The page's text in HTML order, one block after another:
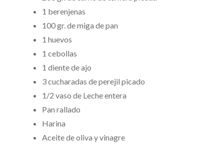
1 berenjenas
100 gr. de miga de pan
1 huevos
1 cebollas
1 diente de ajo
3 cucharadas de perejil picado
1/2 vaso de Leche entera
Pan rallado
Harina
Aceite de oliva y vinagre